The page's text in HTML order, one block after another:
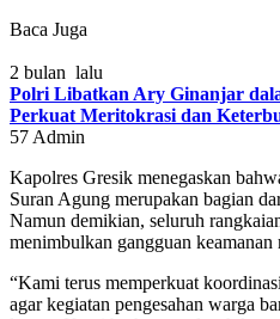
Baca Juga
2 bulan lalu
Polri Libatkan Ary Ginanjar
Perkuat Meritokrasi dan
57 Admin
Kapolres Gresik menegaskan
Suran Agung merupakan bagian
Namun demikian, seluruh
menimbulkan gangguan keamanan
“Kami terus memperkuat
agar kegiatan pengesahan warga